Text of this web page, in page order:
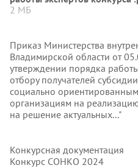
2 МБ
Приказ Министерства
Владимирской области от
утверждении порядка
отбору получателей
социально
организациям на
на решение актуальных..."
Конкурсная документация
Конкурс СОНКО 2024